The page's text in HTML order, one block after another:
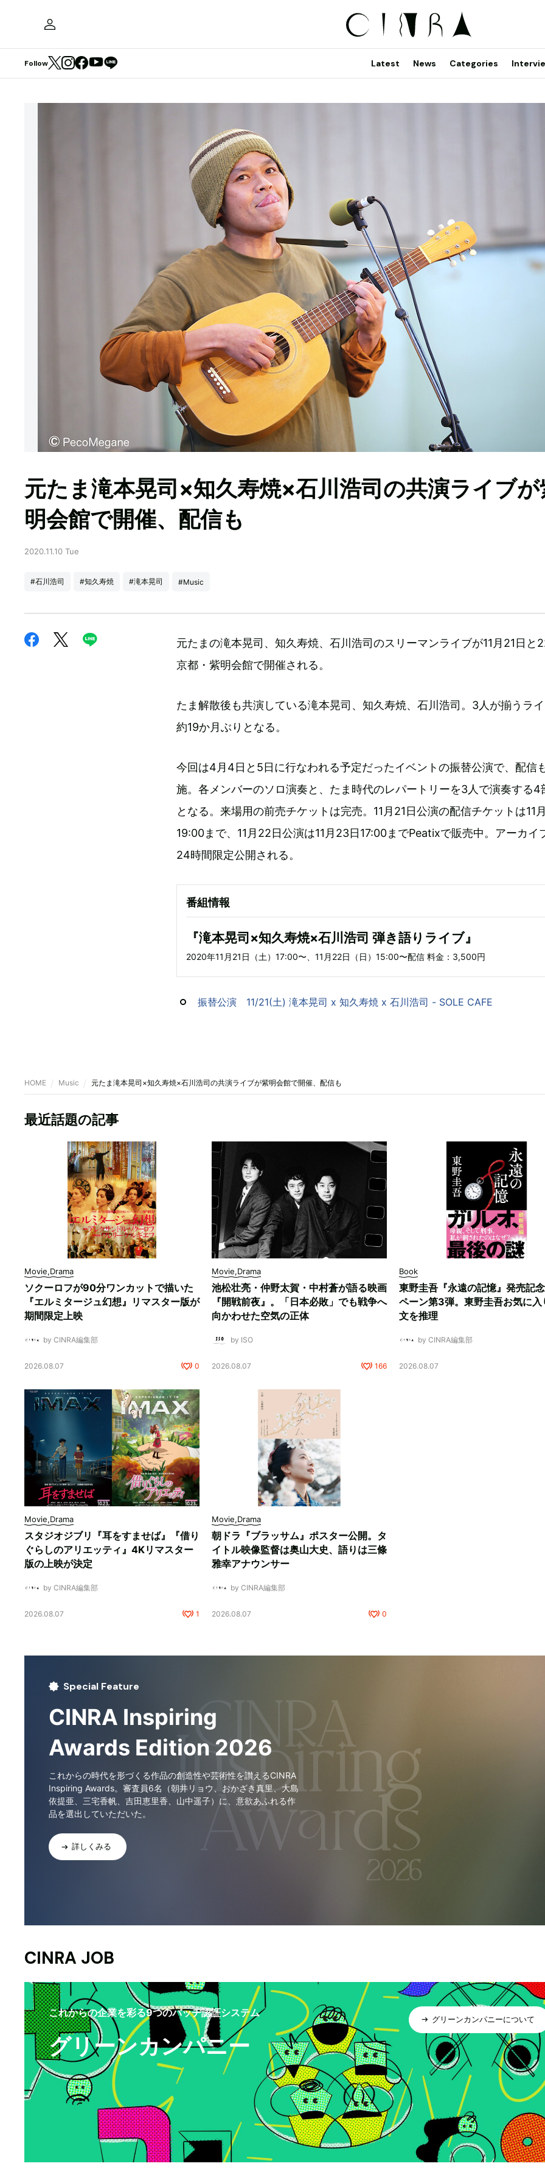
Follow Latest News Categories
元たま滝本晃司×知久寿焼×石川浩司の共演ライブが
明会館で開催、配信も
2020.11.10 Tue
#石川浩司 #知久寿焼 #滝本晃司 #Music
元たまの滝本晃司、知久寿焼、石川浩司のスリーマンライブが11月21日と
京都・紫明会館で開催される。
たま解散後も共演している滝本晃司、知久寿焼、石川浩司。3人が揃うラ
約19か月ぶりとなる。
今回は4月4日と5日に行なわれる予定だったイベントの振替公演で、配信
施。各メンバーのソロ演奏と、たま時代のレパートリーを3人で演奏する4
となる。来場用の前売チケットは完売。11月21日公演の配信チケットは11
19:00まで、11月22日公演は11月23日17:00までPeatixで販売中。アーカイ
24時間限定公開される。
番組情報
『滝本晃司×知久寿焼×石川浩司 弾き語りライブ』
2020年11月21日（土）17:00〜、11月22日（日）15:00〜配信 料金：3,500円
振替公演 11/21(土) 滝本晃司 x 知久寿焼 x 石川浩司 - SOLE CAFE
HOME Music 元たま滝本晃司×知久寿焼×石川浩司の共演ライブが紫明会館で開催、配信も
最近話題の記事
Movie,Drama
ソクーロフが90分ワンカットで描いた
『エルミタージュ幻想』リマスター版が
期間限定上映
by CINRA編集部
2026.08.07 0
Movie,Drama
池松壮亮・仲野太賀・中村蒼が語る映画
『開戦前夜』。「日本必敗」でも戦争へ
向かわせた空気の正体
by ISO
2026.08.07 166
Book
東野圭吾『永遠の記憶』発売記
ペーン第3弾。東野圭吾お気に入
文を推理
by CINRA編集部
2026.08.07
Movie,Drama
スタジオジブリ『耳をすませば』『借り
ぐらしのアリエッティ』4Kリマスター
版の上映が決定
by CINRA編集部
2026.08.07 1
Movie,Drama
朝ドラ『ブラッサム』ポスター公開。タ
イトル映像監督は奥山大史、語りは三條
雅幸アナウンサー
by CINRA編集部
2026.08.07 0
Special Feature
CINRA Inspiring
Awards Edition 2026
これからの時代を形づくる作品の創造性や芸術性を讃えるCINRA
Inspiring Awards。審査員6名（朝井リョウ、おかざき真里、大島
依提亜、三宅香帆、吉田恵里香、山中遥子）に、意欲あふれる作
品を選出していただいた。
詳しくみる
CINRA JOB
これからの企業を彩る9つのバッヂ認証システム
グリーンカンパニー
グリーンカンパニーについて